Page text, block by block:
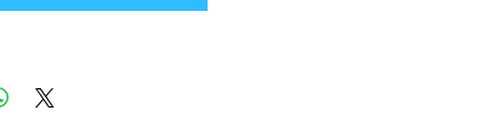
Merinowolle und
es nur in 100gr Knäueln